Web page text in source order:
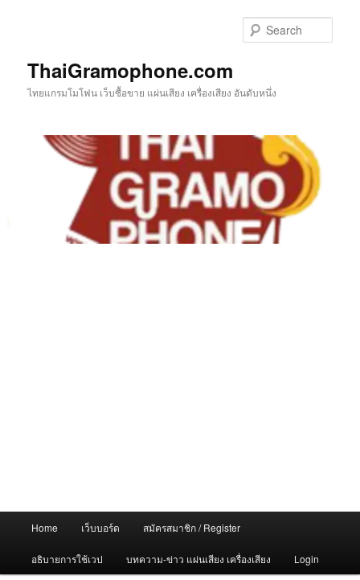
ThaiGramophone.com
ไทยแกรมโมโฟน เว็บซื้อขาย แผ่นเสียง เครื่องเสียง อันดับหนึ่ง
Home เว็บบอร์ด สมัครสมาชิก / Register
อธิบายการใช้เวป บทความ-ข่าว แผ่นเสียง เครื่องเสียง Login